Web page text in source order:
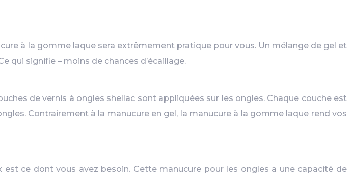
à la gomme laque sera extrêmement pratique pour vous. Un mélange de gel et
qui signifie – moins de chances d’écaillage.
de vernis à ongles shellac sont appliquées sur les ongles. Chaque couche est
Contrairement à la manucure en gel, la manucure à la gomme laque rend vos
ce dont vous avez besoin. Cette manucure pour les ongles a une capacité de